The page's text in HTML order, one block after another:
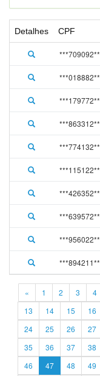
Detalhes CPF
***709092**
***018882**
***179772**
***863312**
***774132**
***115122**
***426352**
***639572**
***956022**
***894211**
« 1 2 3 4
13
14 15 16
24
25 26 27
35
36 37 38
46
47 48 49